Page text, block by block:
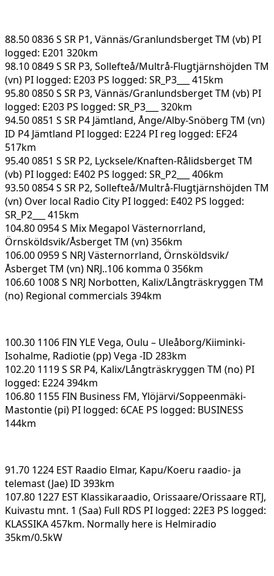
88.50 0836 S SR P1, Vännäs/Granlundsberget TM (vb) PI
logged: E201 320km
98.10 0849 S SR P3, Sollefteå/Multrå-Flugtjärnshöjden TM
(vn) PI logged: E203 PS logged: SR_P3___ 415km
95.80 0850 S SR P3, Vännäs/Granlundsberget TM (vb) PI
logged: E203 PS logged: SR_P3___ 320km
94.50 0851 S SR P4 Jämtland, Ånge/Alby-Snöberg TM (vn)
ID P4 Jämtland PI logged: E224 PI reg logged: EF24
517km
95.40 0851 S SR P2, Lycksele/Knaften-Rålidsberget TM
(vb) PI logged: E402 PS logged: SR_P2___ 406km
93.50 0854 S SR P2, Sollefteå/Multrå-Flugtjärnshöjden TM
(vn) Over local Radio City PI logged: E402 PS logged:
SR_P2___ 415km
104.80 0954 S Mix Megapol Västernorrland,
Örnsköldsvik/Åsberget TM (vn) 356km
106.00 0959 S NRJ Västernorrland, Örnsköldsvik/
Åsberget TM (vn) NRJ..106 komma 0 356km
106.60 1008 S NRJ Norbotten, Kalix/Långträskryggen TM
(no) Regional commercials 394km
100.30 1106 FIN YLE Vega, Oulu – Uleåborg/Kiiminki-
Isohalme, Radiotie (pp) Vega -ID 283km
102.20 1119 S SR P4, Kalix/Långträskryggen TM (no) PI
logged: E224 394km
106.80 1155 FIN Business FM, Ylöjärvi/Soppeenmäki-
Mastontie (pi) PI logged: 6CAE PS logged: BUSINESS
144km
91.70 1224 EST Raadio Elmar, Kapu/Koeru raadio- ja
telemast (Jae) ID 393km
107.80 1227 EST Klassikaraadio, Orissaare/Orissaare RTJ,
Kuivastu mnt. 1 (Saa) Full RDS PI logged: 22E3 PS logged:
KLASSIKA 457km. Normally here is Helmiradio
35km/0.5kW